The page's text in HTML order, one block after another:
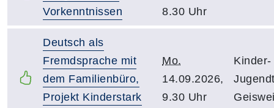
Vorkenntnissen
8.30 Uhr
Deutsch als
Fremdsprache mit
dem Familienbüro,
Projekt Kinderstark
Mo.
14.09.2026,
9.30 Uhr
Kinder-